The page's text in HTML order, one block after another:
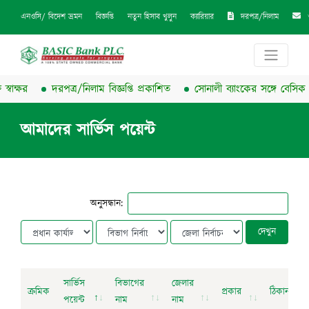
এনওসি/ বিদেশ ভ্রমন বিজ্ঞপ্তি নতুন হিসাব খুলুন ক্যারিয়ার দরপত্র/নিলাম
দরপত্র/নিলাম বিজ্ঞপ্তি প্রকাশিত সোনালী ব্যাংকের সঙ্গে বেসিক
আমাদের সার্ভিস পয়েন্ট
দেখুন
অনুসন্ধান:
ক্রমিক
সার্ভিস
পয়েন্ট
বিভাগের
নাম
জেলার
নাম
প্রকার ঠিকানা